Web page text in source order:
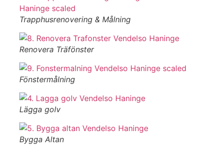
Trapphusrenovering & Målning
Renovera Träfönster
Fönstermålning
Lägga golv
Bygga Altan